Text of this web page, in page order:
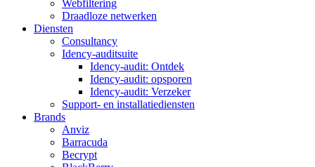
Webfiltering
Draadloze netwerken
Diensten
Consultancy
Idency-auditsuite
Idency-audit: Ontdek
Idency-audit: opsporen
Idency-audit: Verzeker
Support- en installatiediensten
Brands
Anviz
Barracuda
Becrypt